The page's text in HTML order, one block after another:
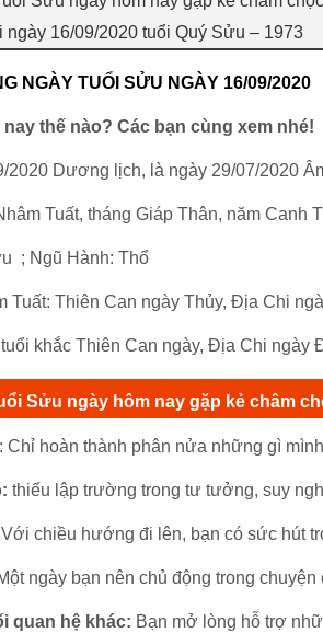
ngày 16/09/2020 tuổi Quý Sửu – 1973
NGÀY TUỔI SỬU NGÀY 16/09/2020
nay thế nào? Các bạn cùng xem nhé!
2020 Dương lịch, là ngày 29/07/2020
Tuất, tháng Giáp Thân, năm Canh
; Ngũ Hành: Thổ
Tuất: Thiên Can ngày Thủy, Địa Chi
khắc Thiên Can ngày, Địa Chi ngày
Sửu ngày hôm nay gặp kẻ châm
: Chỉ hoàn thành phân nửa những gì
thiếu lập trường trong tư tưởng, suy
Với chiều hướng đi lên, bạn có sức hút
ngày bạn nên chủ động trong
quan hệ khác: Bạn mở lòng hỗ trợ